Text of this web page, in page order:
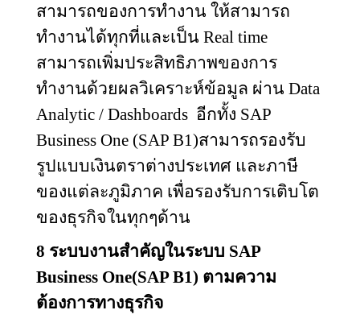
สามารถของการทำงาน ให้สามารถ
ทำงานได้ทุกที่และเป็น Real time
สามารถเพิ่มประสิทธิภาพของการ
ทำงานด้วยผลวิเคราะห์ข้อมูล ผ่าน Data
Analytic / Dashboards อีกทั้ง SAP
Business One (SAP B1)สามารถรองรับ
รูปแบบเงินตราต่างประเทศ และภาษี
ของแต่ละภูมิภาค เพื่อรองรับการเติบโต
ของธุรกิจในทุกๆด้าน
8 ระบบงานสำคัญในระบบ SAP
Business One(SAP B1) ตามความ
ต้องการทางธุรกิจ